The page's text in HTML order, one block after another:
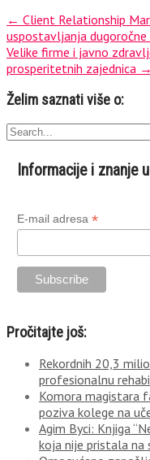
← Client Relationship
uspostavljanja dugoročne
Velike firme i javno
prosperitetnih zajednica →
Želim saznati više o:
Informacije i znanje
E-mail adresa *
Pročitajte još:
Rekordnih 20,3
profesionalnu
Komora magistara
poziva kolege na
Agim Byci: Knjiga
koja nije pristala na